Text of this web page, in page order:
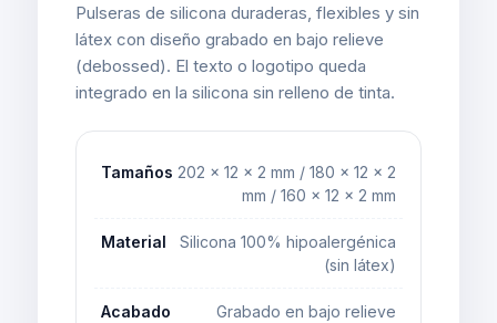
Pulseras de silicona duraderas, flexibles y sin
látex con diseño grabado en bajo relieve
(debossed). El texto o logotipo queda
integrado en la silicona sin relleno de tinta.
Tamaños 202 × 12 × 2 mm / 180 × 12 × 2
mm / 160 × 12 × 2 mm
Material
Silicona 100% hipoalergénica
(sin látex)
Acabado
Grabado en bajo relieve